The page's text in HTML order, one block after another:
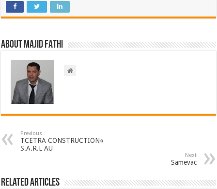
About Majid FATHI
Previous
TCETRA CONSTRUCTION«
S.A.R.L AU
Next
Samevac
Related Articles